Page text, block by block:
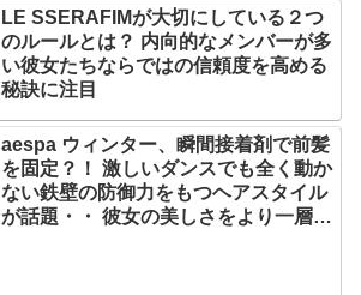
LE SSERAFIMが大切にしている２つ
のルールとは？ 内向的なメンバーが多
い彼女たちならではの信頼度を高める
秘訣に注目
aespa ウィンター、瞬間接着剤で前髪
を固定？！ 激しいダンスでも全く動か
ない鉄壁の防御力をもつヘアスタイル
が話題・・ 彼女の美しさをより一層引